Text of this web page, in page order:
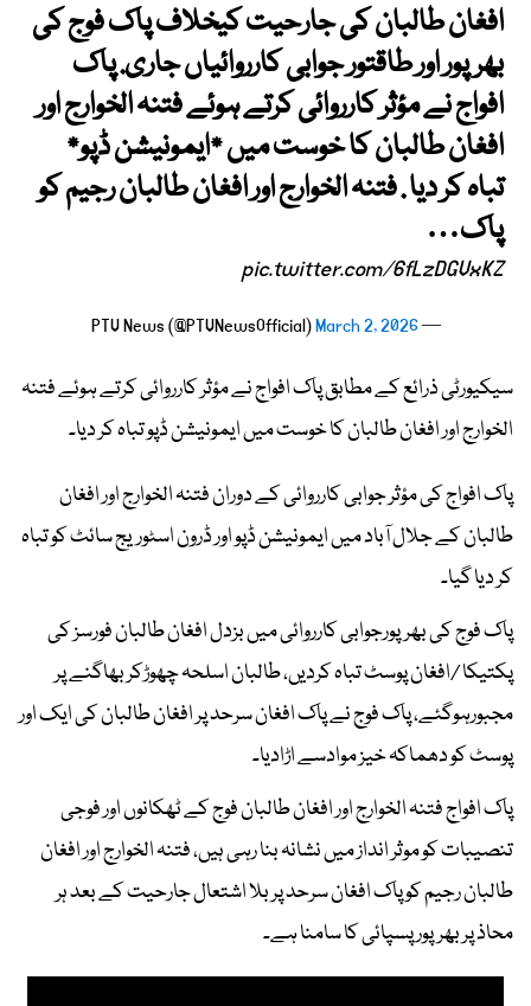
افغان طالبان کی جارحیت کیخلاف پاک فوج کی
بھرپور اور طاقتور جوابی کارروائیاں جاری. پاک
افواج نے مؤثر کارروائی کرتے ہوئے فتنہ الخوارج اور
افغان طالبان کا خوست میں *ایمونیشن ڈپو*
تباہ کر دیا . فتنہ الخوارج اور افغان طالبان رجیم کو
پاک…
pic.twitter.com/6fLzDGVxKZ
— PTV News (@PTVNewsOfficial)
March 2, 2026
سیکیورٹی ذرائع کے مطابق پاک افواج نے مؤثر کارروائی کرتے ہوئے فتنہ
الخوارج اور افغان طالبان کا خوست میں ایمونیشن ڈپو تباہ کر دیا۔
پاک افواج کی مؤثر جوابی کارروائی کے دوران فتنہ الخوارج اور افغان
طالبان کے جلال آباد میں ایمونیشن ڈپو اور ڈرون اسٹوریج سائٹ کو تباہ
کر دیا گیا۔
پاک فوج کی بھرپورجوابی کارروائی میں بزدل افغان طالبان فورسز کی
پکتیکا /افغان پوسٹ تباہ کردیں، طالبان اسلحہ چھوڑکر بھاگنے پر
مجبورہوگئے، پاک فوج نے پاک افغان سرحد پر افغان طالبان کی ایک اور
پوسٹ کو دھماکہ خیز موادسے اڑادیا۔
پاک افواج فتنہ الخوارج اور افغان طالبان فوج کے ٹھکانوں اور فوجی
تنصیبات کو موثر انداز میں نشانہ بنا رہی ہیں، فتنہ الخوارج اور افغان
طالبان رجیم کو پاک افغان سرحد پربلا اشتعال جارحیت کے بعد ہر
محاذ پر بھرپور پسپائی کا سامنا ہے۔